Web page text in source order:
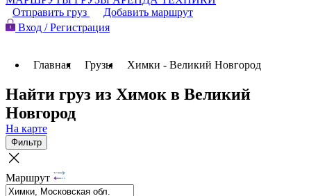
Отправить груз
Добавить маршрут
Вход / Регистрация
Главная Грузы Химки - Великий Новгород
Найти груз из Химок в Великий
Новгород
На карте
Фильтр
Маршрут